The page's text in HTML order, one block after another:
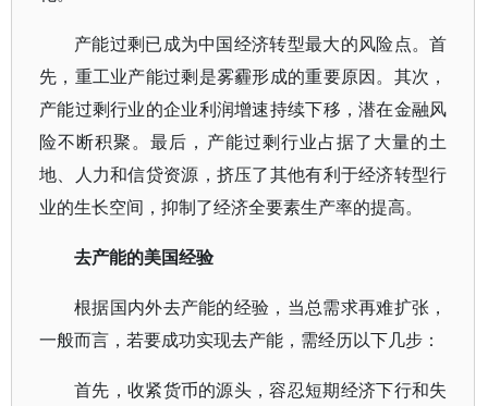
产能过剩已成为中国经济转型最大的风险点。首
先，重工业产能过剩是雾霾形成的重要原因。其次，
产能过剩行业的企业利润增速持续下移，潜在金融风
险不断积聚。最后，产能过剩行业占据了大量的土
地、人力和信贷资源，挤压了其他有利于经济转型行
业的生长空间，抑制了经济全要素生产率的提高。
去产能的美国经验
根据国内外去产能的经验，当总需求再难扩张，
一般而言，若要成功实现去产能，需经历以下几步：
首先，收紧货币的源头，容忍短期经济下行和失